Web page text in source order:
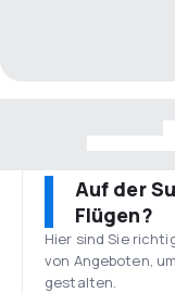
Auf der
Flügen?
Hier sind Sie
von Angeboten,
gestalten.